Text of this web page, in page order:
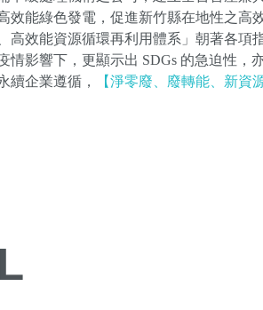
能綠色發電，促進新竹縣在地性之高
高效能資源循環再利用體系」朝著各項
影響下，更顯示出 SDGs 的急迫性，
續企業遵循，
【淨零廢、廢轉能、新資